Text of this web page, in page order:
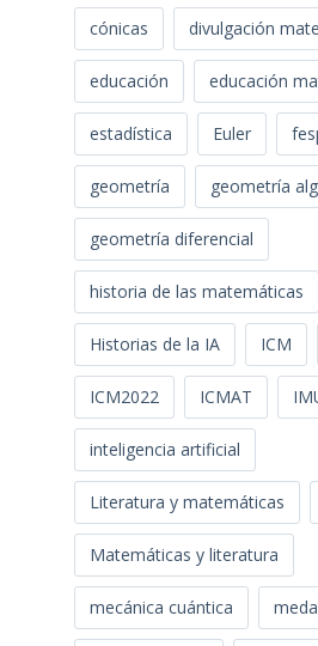
cónicas divulgación
educación educación
estadística Euler
geometría geometría
geometría diferencial
historia de las matemáticas
Historias de la IA ICM
ICM2022 ICMAT
inteligencia artificial
Literatura y matemáticas
Matemáticas y literatura
mecánica cuántica